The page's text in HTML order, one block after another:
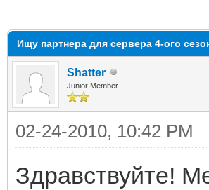
Ищу партнера для сервера 4-ого
Shatter
Junior Member
02-24-2010, 10:42 PM
Здравствуйте!